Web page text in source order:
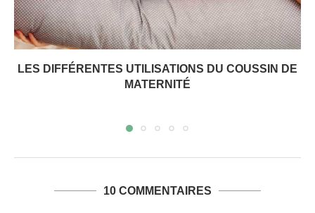
LES DIFFÉRENTES UTILISATIONS DU COUSSIN DE
MATERNITÉ
10 COMMENTAIRES